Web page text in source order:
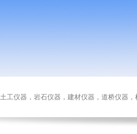
土工仪器，岩石仪器，建材仪器，道桥仪器，检测